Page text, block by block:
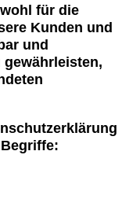
für die
Kunden und
und